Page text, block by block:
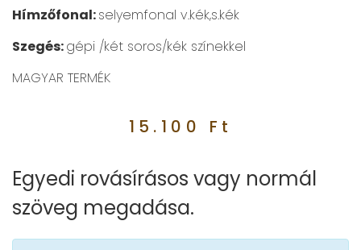
Hímzőfonal:selyemfonal v.kék,s.kék
Szegés:gépi /két soros/kék színekkel
MAGYAR TERMÉK
15.100 Ft
Egyedi rovásírásos vagy normál
szöveg megadása.